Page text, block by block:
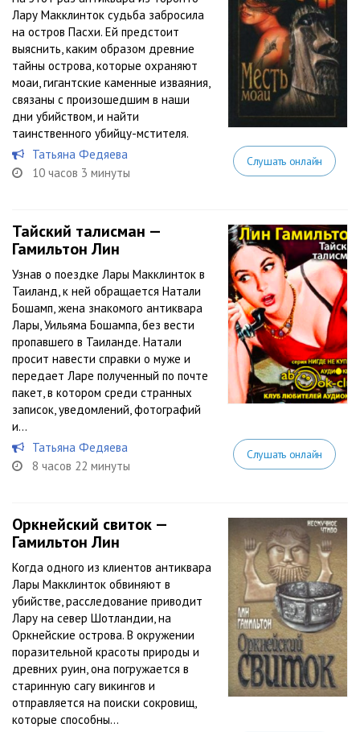
Лару Макклинток судьба забросила
на остров Пасхи. Ей предстоит
выяснить, каким образом древние
тайны острова, которые охраняют
моаи, гигантские каменные изваяния,
связаны с произошедшим в наши
дни убийством, и найти
таинственного убийцу-мстителя.
Татьяна Федяева
10 часов 3 минуты
Слушать онлайн
Тайский талисман —
Гамильтон Лин
Узнав о поездке Лары Макклинток в
Таиланд, к ней обращается Натали
Бошамп, жена знакомого антиквара
Лары, Уильяма Бошампа, без вести
пропавшего в Таиланде. Натали
просит навести справки о муже и
передает Ларе полученный по почте
пакет, в котором среди странных
записок, уведомлений, фотографий
и...
Татьяна Федяева
8 часов 22 минуты
Слушать онлайн
Оркнейский свиток —
Гамильтон Лин
Когда одного из клиентов антиквара
Лары Макклинток обвиняют в
убийстве, расследование приводит
Лару на север Шотландии, на
Оркнейские острова. В окружении
поразительной красоты природы и
древних руин, она погружается в
старинную сагу викингов и
отправляется на поиски сокровищ,
которые способны...